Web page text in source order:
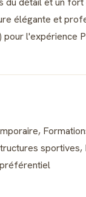
élégante et
pour l'expérience
sportives,